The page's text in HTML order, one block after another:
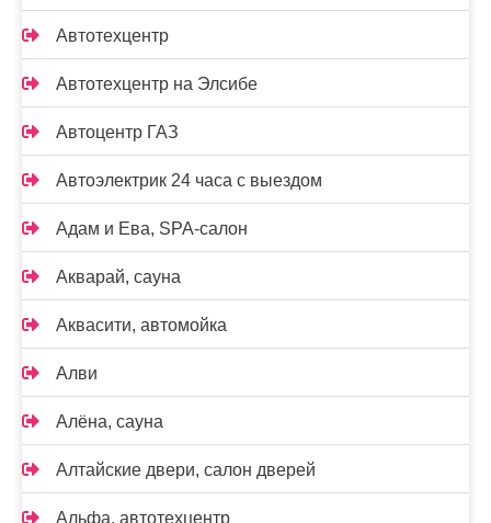
Автотехцентр
Автотехцентр на Элсибе
Автоцентр ГАЗ
Автоэлектрик 24 часа с выездом
Адам и Ева, SPA-салон
Акварай, сауна
Аквасити, автомойка
Алви
Алёна, сауна
Алтайские двери, салон дверей
Альфа, автотехцентр